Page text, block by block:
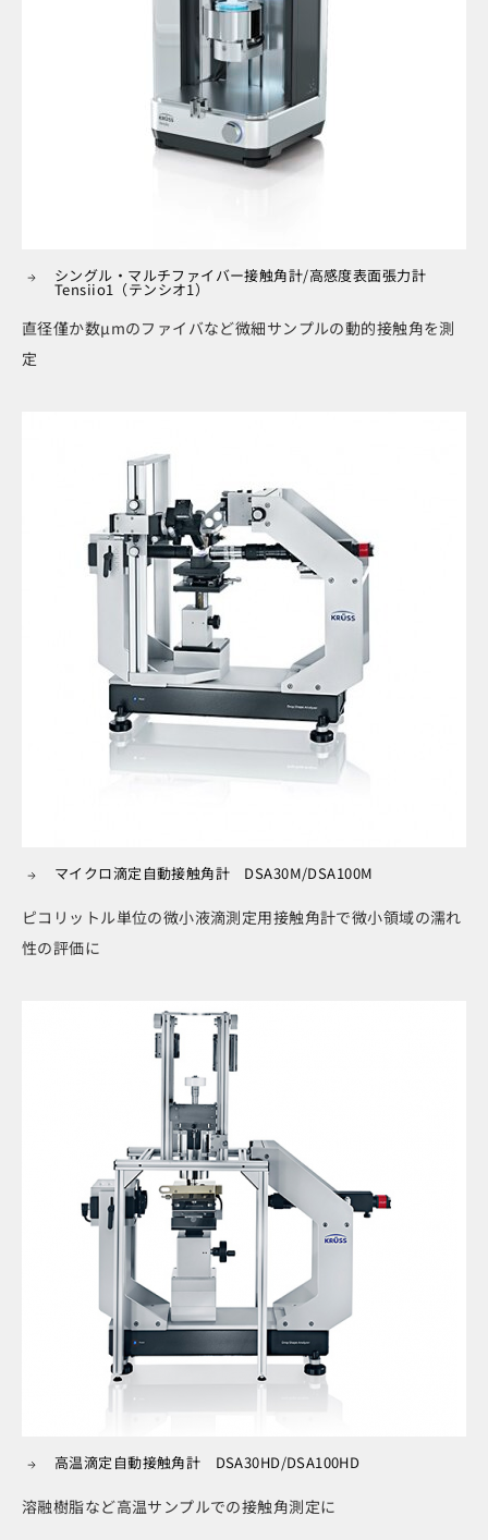
シングル・マルチファイバー接触角計/高感度表面張力計
Tensiio1（テンシオ1）
直径僅か数μmのファイバなど微細サンプルの動的接触角を測
定
マイクロ滴定自動接触角計 DSA30M/DSA100M
ピコリットル単位の微小液滴測定用接触角計で微小領域の濡れ
性の評価に
高温滴定自動接触角計 DSA30HD/DSA100HD
溶融樹脂など高温サンプルでの接触角測定に